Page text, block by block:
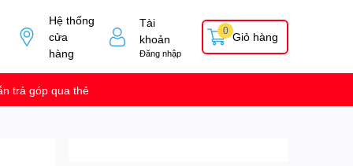
Hệ thống
cửa
hàng
Tài
khoản
Đăng nhập
Giỏ hàng
0
trả góp qua thẻ